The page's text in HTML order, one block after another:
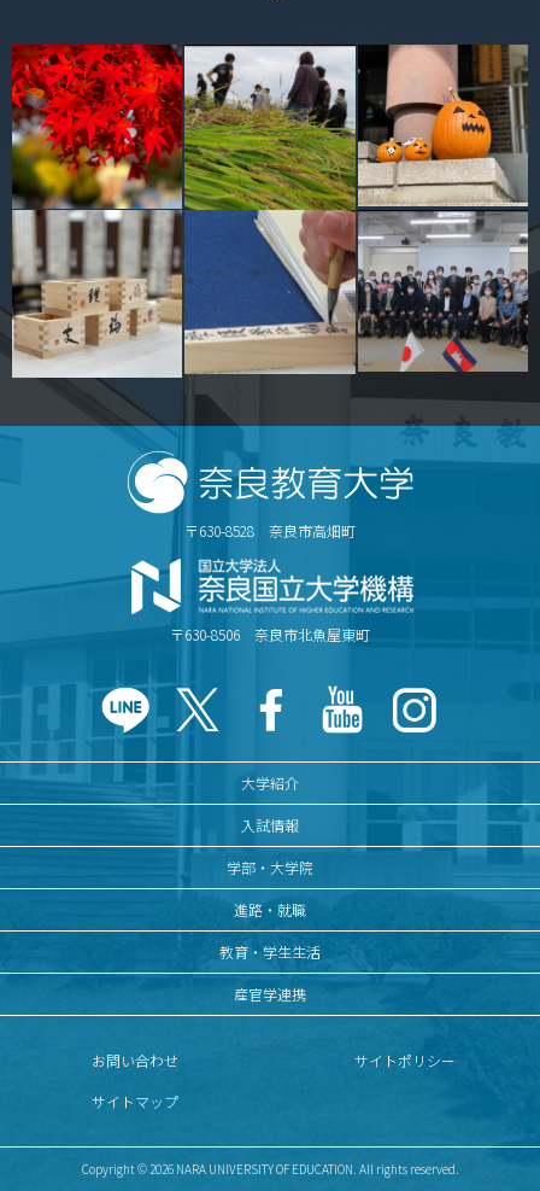
〒630-8528 奈良市高畑町
〒630-8506 奈良市北魚屋東町
大学紹介
入試情報
学部・大学院
進路・就職
教育・学生生活
産官学連携
お問い合わせ
サイトポリシー
サイトマップ
Copyright © 2026 NARA UNIVERSITY OF EDUCATION. All rights reserved.